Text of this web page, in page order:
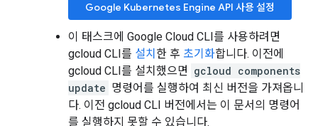
Google Kubernetes Engine API 사용 설정
이 태스크에 Google Cloud CLI를 사용하려면
gcloud CLI를 설치 한 후 초기화합니다. 이전에
gcloud CLI를 설치했으면 gcloud components
update 명령어를 실행하여 최신 버전을 가져옵니
다. 이전 gcloud CLI 버전에서는 이 문서의 명령어
를 실행하지 못할 수 있습니다.